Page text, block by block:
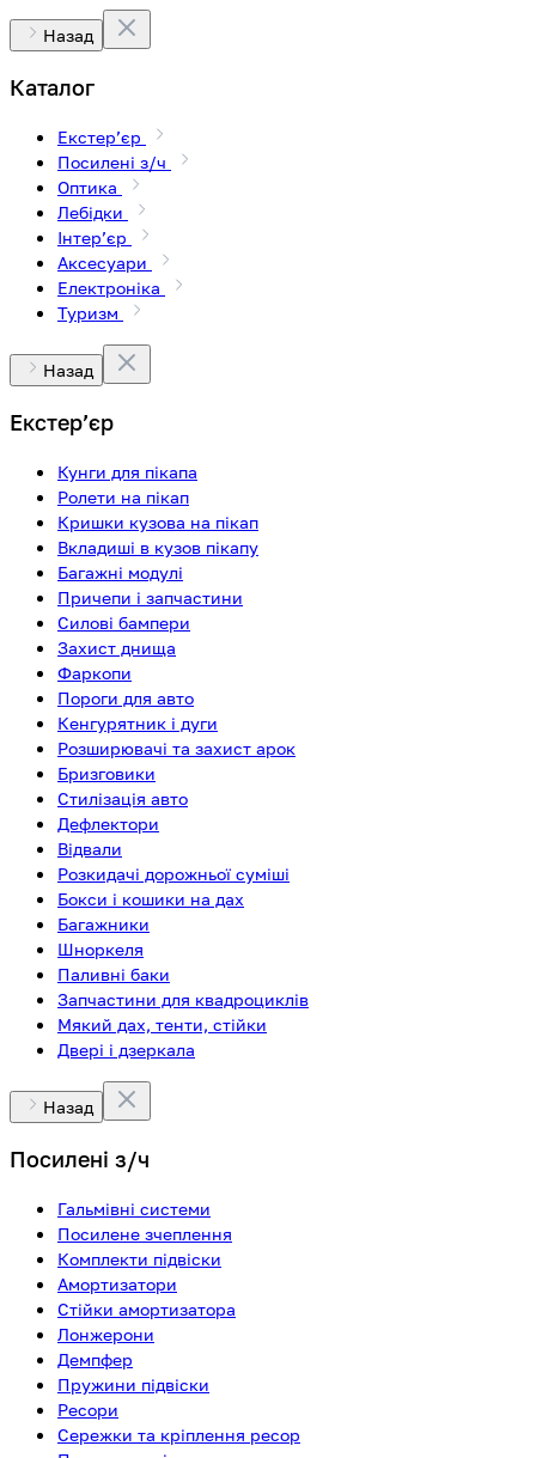
Назад
Каталог
Екстерʼєр
Посилені з/ч
Оптика
Лебідки
Інтерʼєр
Аксесуари
Електроніка
Туризм
Назад
Екстерʼєр
Кунги для пікапа
Ролети на пікап
Кришки кузова на пікап
Вкладиші в кузов пікапу
Багажні модулі
Причепи і запчастини
Силові бампери
Захист днища
Фаркопи
Пороги для авто
Кенгурятник і дуги
Розширювачі та захист арок
Бризговики
Стилізація авто
Дефлектори
Відвали
Розкидачі дорожньої суміші
Бокси і кошики на дах
Багажники
Шноркеля
Паливні баки
Запчастини для квадроциклів
Мякий дах, тенти, стійки
Двері і дзеркала
Назад
Посилені з/ч
Гальмівні системи
Посилене зчеплення
Комплекти підвіски
Амортизатори
Стійки амортизатора
Лонжерони
Демпфер
Пружини підвіски
Ресори
Сережки та кріплення ресор